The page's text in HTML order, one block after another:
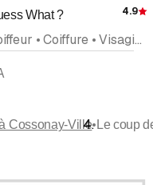
What ? 4.9
Coiffeur • Coiffure • Visagisme • Relooking • Extension de cheveux • Onglerie • Soins et modelage d'Ongles
Cossonay-Ville• Le coup